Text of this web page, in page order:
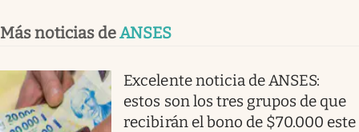
Más noticias deANSES
Excelente noticia de ANSES:
estos son los tres grupos de que
recibirán el bono de $70.000 este